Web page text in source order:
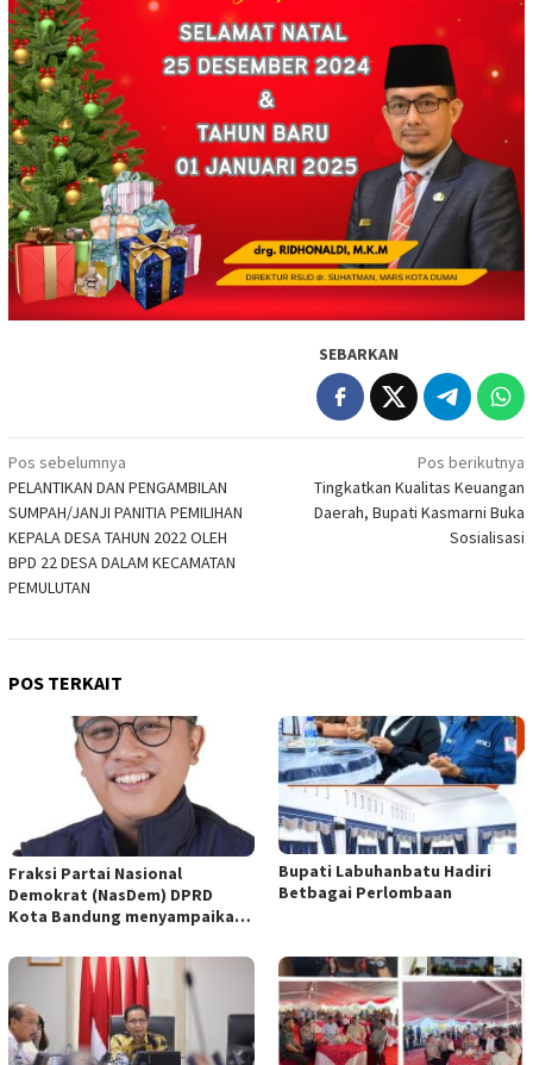
SEBARKAN
Navigasi
pos
Pos sebelumnya
PELANTIKAN DAN PENGAMBILAN
SUMPAH/JANJI PANITIA PEMILIHAN
KEPALA DESA TAHUN 2022 OLEH
BPD 22 DESA DALAM KECAMATAN
PEMULUTAN
Pos berikutnya
Tingkatkan Kualitas Keuangan
Daerah, Bupati Kasmarni Buka
Sosialisasi
POS TERKAIT
Fraksi Partai Nasional
Demokrat (NasDem) DPRD
Kota Bandung menyampaikan
empat Rancangan Peraturan
Daerah (Raperda) yang
diajukan Pemerintah Kota
Bandung
Bupati Labuhanbatu Hadiri
Betbagai Perlombaan